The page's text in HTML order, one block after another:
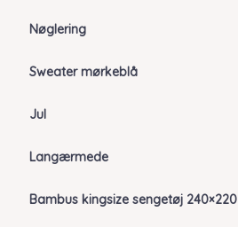
Nøglering
Sweater mørkeblå
Jul
Langærmede
Bambus kingsize sengetøj 240×220